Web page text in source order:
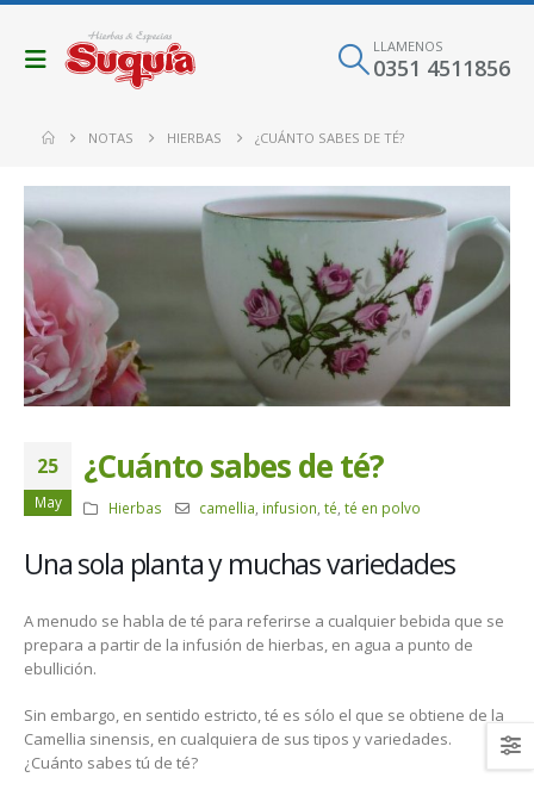
LLAMENOS
0351 4511856
NOTAS HIERBAS ¿CUÁNTO SABES DE TÉ?
25
May
¿Cuánto sabes de té?
Hierbas camellia infusion ,té ,té en polvo
Una sola planta y muchas variedades
A menudo se habla de té para referirse a cualquier bebida que se
prepara a partir de la infusión de hierbas, en agua a punto de
ebullición.
Sin embargo, en sentido estricto, té es sólo el que se obtiene de la
Camellia sinensis, en cualquiera de sus tipos y variedades.
¿Cuánto sabes tú de té?